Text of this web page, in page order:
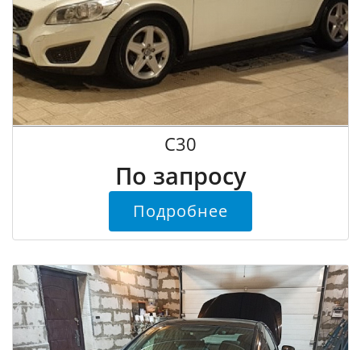
С30
По запросу
Подробнее